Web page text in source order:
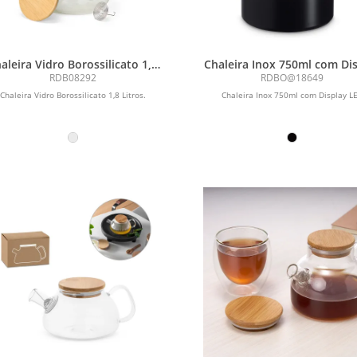
Vidro Borossilicato 1,8
Litros
RDB08292
Chaleira Vidro Borossilicato 1,8 Litros.
Chaleira Inox 750ml com
LED
RDBO@18649
Chaleira Inox 750ml com Display